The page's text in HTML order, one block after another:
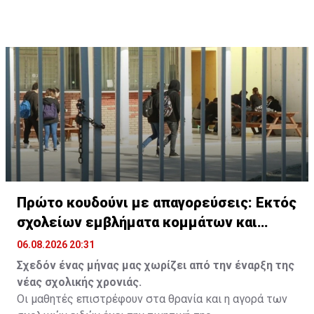
Πρώτο κουδούνι με απαγορεύσεις: Εκτός
σχολείων εμβλήματα κομμάτων και
ομάδων
06.08.2026 20:31
Σχεδόν ένας μήνας μας χωρίζει από την έναρξη της
νέας σχολικής χρονιάς.
Οι μαθητές επιστρέφουν στα θρανία και η αγορά των